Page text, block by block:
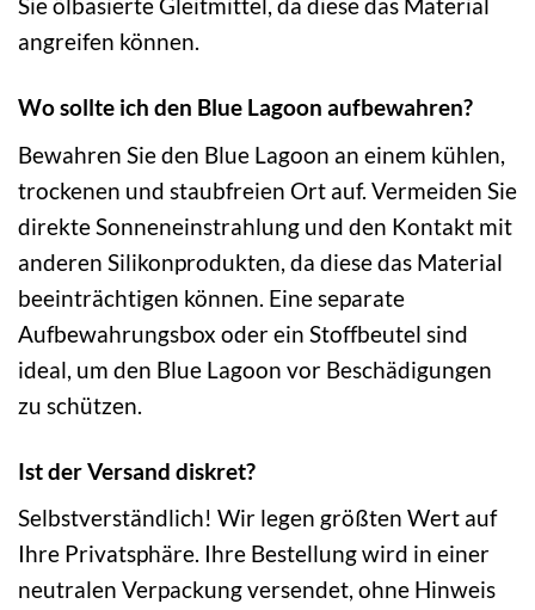
angreifen können.
Wo sollte ich den Blue Lagoon aufbewahren?
Bewahren Sie den Blue Lagoon an einem kühlen,
trockenen und staubfreien Ort auf. Vermeiden Sie
direkte Sonneneinstrahlung und den Kontakt mit
anderen Silikonprodukten, da diese das Material
beeinträchtigen können. Eine separate
Aufbewahrungsbox oder ein Stoffbeutel sind
ideal, um den Blue Lagoon vor Beschädigungen
zu schützen.
Ist der Versand diskret?
Selbstverständlich! Wir legen größten Wert auf
Ihre Privatsphäre. Ihre Bestellung wird in einer
neutralen Verpackung versendet, ohne Hinweis